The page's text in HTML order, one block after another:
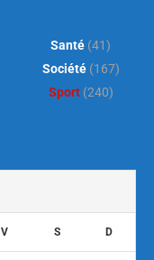
Santé (41)
Société(167)
Sport(240)
V S D